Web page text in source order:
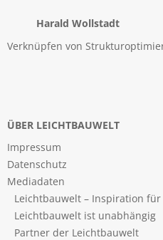
Harald Wollstadt
Verknüpfen von
ÜBER LEICHTBAUWELT
Impressum
Datenschutz
Mediadaten
Leichtbauwelt – Inspiration
Leichtbauwelt ist unabhängig
Partner der Leichtbauwelt